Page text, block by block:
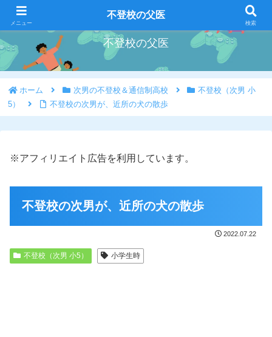
好きな事を好きな時にやろう
不登校の父医
ホーム 次男の不登校＆通信制高校
不登校（次男 小
5）
不登校の次男が、近所の犬の散歩
※アフィリエイト広告を利用しています。
不登校の次男が、近所の犬の散歩
2022.07.22
不登校（次男 小5） 小学生時
メニュー
不登校の父医
検索